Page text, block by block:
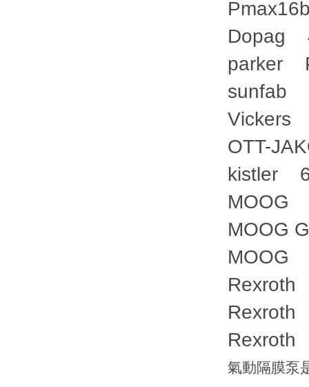
Dopag
parker
sunfab
Vickers
OTT-
kistler
MOOG
MOOG
MOOG
氣動隔膜泵